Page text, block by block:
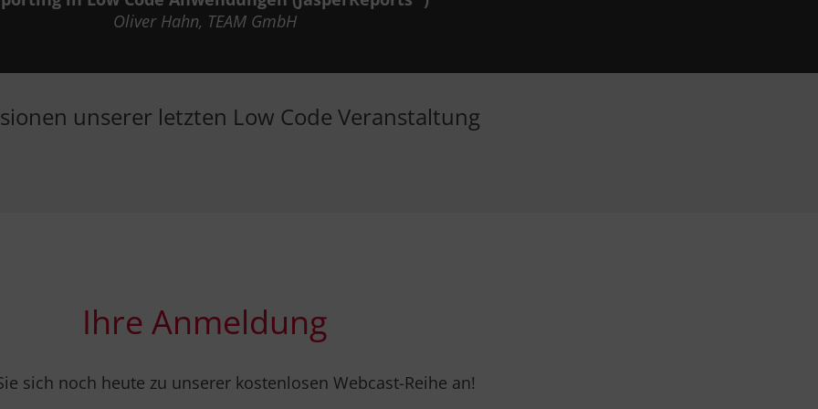
Oliver Hahn, TEAM GmbH
unserer letzten Low Code Veranstaltung
Ihre Anmeldung
sich noch heute zu unserer kostenlosen Webcast-Reihe an!